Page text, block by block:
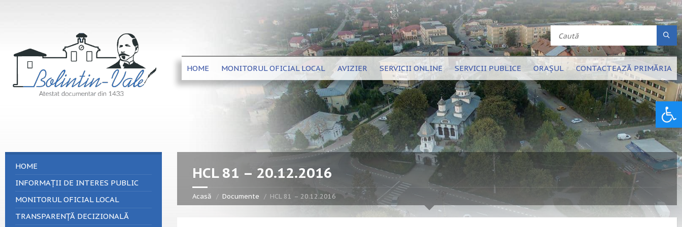
HOME MONITORUL OFICIAL LOCAL AVIZIER SERVICII ONLINE SERVICII PUBLICE ORAȘUL CONTACTEAZĂ PRIMĂRIA
HCL 81 – 20.12.2016
Acasă Documente HCL 81 – 20.12.2016
HOME
INFORMAȚII DE INTERES PUBLIC
MONITORUL OFICIAL LOCAL
TRANSPARENȚĂ DECIZIONALĂ
Deschide bara de unelte